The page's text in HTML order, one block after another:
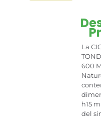
La
600
h15
del